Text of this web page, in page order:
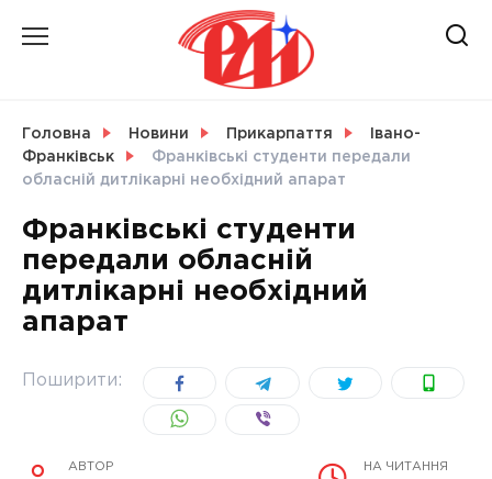
СВІТ
УКРАЇНА
Головна Новини Прикарпаття
Івано-
Франківськ
Франківські студенти передали
обласній дитлікарні необхідний апарат
Франківські студенти
передали обласній
дитлікарні необхідний
апарат
Поширити:
АВТОР НА ЧИТАННЯ